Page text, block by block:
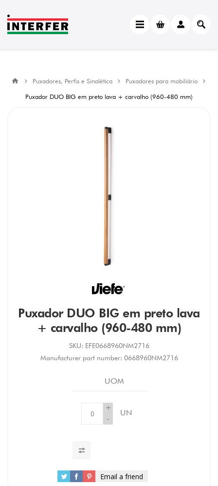
Puxadores, Perfis e Sinalética
Puxadores para mobiliário
Puxador DUO BIG em preto lava + carvalho (960-480 mm)
Puxador DUO BIG em preto lava
+ carvalho (960-480 mm)
SKU: EFE0668960NM2716
Manufacturer part number: 0668960NM2716
UOM
+
-
UN
Email a friend